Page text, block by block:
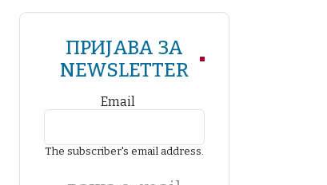
ПРИЈАВА ЗА
NEWSLETTER
Email
The subscriber's email address.